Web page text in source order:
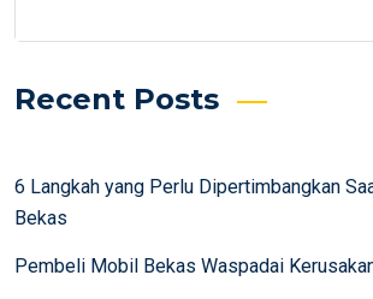
Recent Posts
6 Langkah yang Perlu Dipertimbangkan
Bekas
Pembeli Mobil Bekas Waspadai